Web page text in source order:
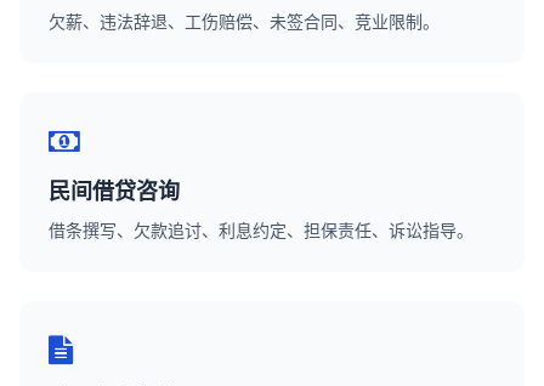
欠薪、违法辞退、工伤赔偿、未签合同、竞业限制。
民间借贷咨询
借条撰写、欠款追讨、利息约定、担保责任、诉讼指导。